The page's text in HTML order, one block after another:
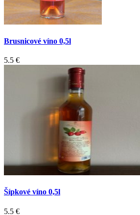
Brusnicové víno 0,5l
5.5 €
Šípkové víno 0,5l
5.5 €